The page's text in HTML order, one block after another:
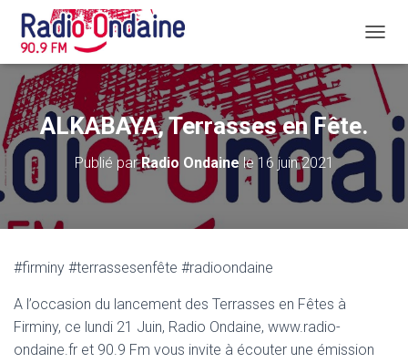
É
P
R
N
ALKABAYA, Terrasses en Fête.
Publié parRadio Ondaine le 16 juin 2021
#firminy #terrassesenfête #radioondaine
A l’occasion du lancement des Terrasses en Fêtes à
Firminy, ce lundi 21 Juin, Radio Ondaine, www.radio-
ondaine.fr et 90.9 Fm vous invite à écouter une émission